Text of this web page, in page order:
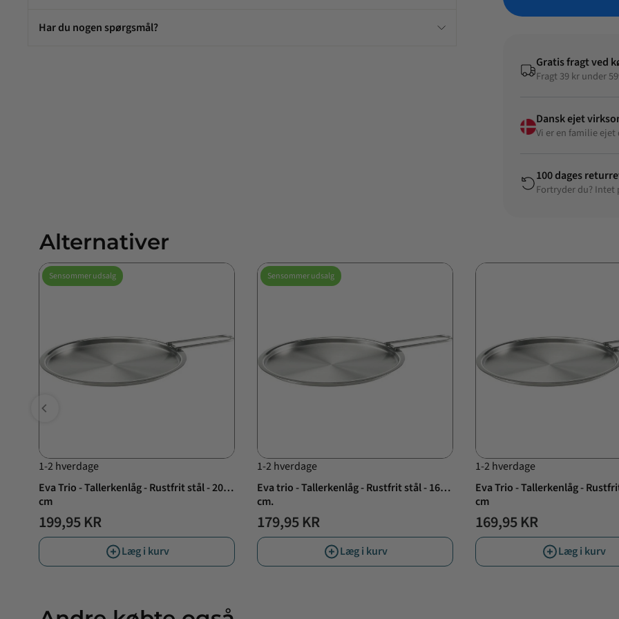
Har du nogen spørgsmål?
Dette tallerkenlåg er en
Gratis fragt ved
Fragt 39 kr under
Dansk ejet
Vi er en familie
100 dages
Fortryder du? Intet
Alternativer
Sensommer udsalg
1-2 hverdage
Eva Trio - Tallerkenlåg - Rustfrit stål - 20
cm
199,95 KR
Læg i kurv
Sensommer udsalg
1-2 hverdage
Eva trio - Tallerkenlåg - Rustfrit stål - 16
cm.
179,95 KR
Læg i kurv
1-2 hverdage
Eva Trio - Tallerkenlåg -
cm
169,95 KR
Læg i kurv